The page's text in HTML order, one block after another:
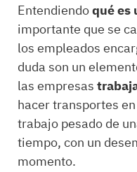
Entendiendoqué es
importante que se
los empleados
duda son un
las empresas
hacer transportes
trabajo pesado de
tiempo, con un
momento.